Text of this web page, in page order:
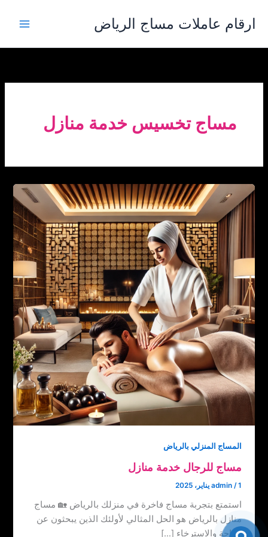
المحتوى
ارقام عاملات مساج الرياض
مساج تخسيس خدمة منازل
المساج المنزلي بالرياض
مساج للرجال خدمة منازل
admin /1 يناير، 2025
استمتع بتجربة مساج فاخرة في منزلك بالرياض 🏡 مساج
منازل بالرياض هو الحل المثالي لأولئك الذين يبحثون عن
الراحة والاسترخاء […]